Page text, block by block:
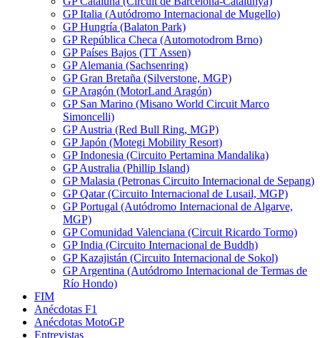
GP Italia (Autódromo Internacional de Mugello)
GP Hungría (Balaton Park)
GP República Checa (Automotodrom Brno)
GP Países Bajos (TT Assen)
GP Alemania (Sachsenring)
GP Gran Bretaña (Silverstone, MGP)
GP Aragón (MotorLand Aragón)
GP San Marino (Misano World Circuit Marco
Simoncelli)
GP Austria (Red Bull Ring, MGP)
GP Japón (Motegi Mobility Resort)
GP Indonesia (Circuito Pertamina Mandalika)
GP Australia (Phillip Island)
GP Malasia (Petronas Circuito Internacional de Sepang)
GP Qatar (Circuito Internacional de Lusail, MGP)
GP Portugal (Autódromo Internacional de Algarve,
MGP)
GP Comunidad Valenciana (Circuit Ricardo Tormo)
GP India (Circuito Internacional de Buddh)
GP Kazajistán (Circuito Internacional de Sokol)
GP Argentina (Autódromo Internacional de Termas de
Río Hondo)
FIM
Anécdotas F1
Anécdotas MotoGP
Entrevistas